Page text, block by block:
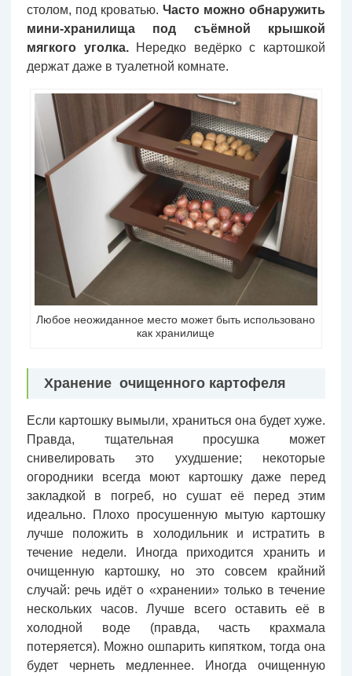
столом, под кроватью. Часто можно обнаружить
мини-хранилища под съёмной крышкой
мягкого уголка.Нередко ведёрко с картошкой
держат даже в туалетной комнате.
Любое неожиданное место может быть использовано
как хранилище
Хранение очищенного картофеля
Если картошку вымыли, храниться она будет хуже.
Правда, тщательная просушка может
снивелировать это ухудшение; некоторые
огородники всегда моют картошку даже перед
закладкой в погреб, но сушат её перед этим
идеально. Плохо просушенную мытую картошку
лучше положить в холодильник и истратить в
течение недели. Иногда приходится хранить и
очищенную картошку, но это совсем крайний
случай: речь идёт о «хранении» только в течение
нескольких часов. Лучше всего оставить её в
холодной воде (правда, часть крахмала
потеряется). Можно ошпарить кипятком, тогда она
будет чернеть медленнее. Иногда очищенную